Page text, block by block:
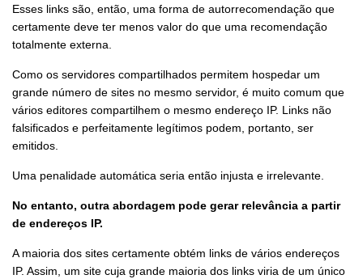
Esses links são, então, uma forma de autorrecomendação que
certamente deve ter menos valor do que uma recomendação
totalmente externa.
Como os servidores compartilhados permitem hospedar um
grande número de sites no mesmo servidor, é muito comum que
vários editores compartilhem o mesmo endereço IP. Links não
falsificados e perfeitamente legítimos podem, portanto, ser
emitidos.
Uma penalidade automática seria então injusta e irrelevante.
No entanto, outra abordagem pode gerar relevância a partir
de endereços IP.
A maioria dos sites certamente obtém links de vários endereços
IP. Assim, um site cuja grande maioria dos links viria de um único